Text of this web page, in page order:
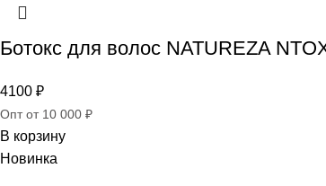
Ботокс для волос NATUREZA
4100 ₽
Опт от 10 000 ₽
В корзину
Новинка